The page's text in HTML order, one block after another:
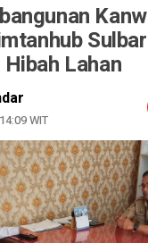
Lahan
WIT